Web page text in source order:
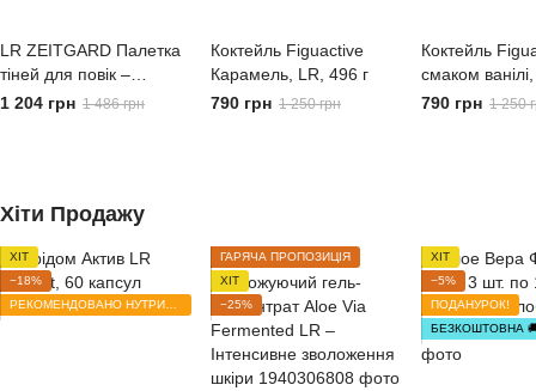
LR ZEITGARD Палетка
тіней для повік –
Натуральні відтінки для
1 204 грн 1 486 грн
Коктейль Figuactive
Карамель, LR, 496 г
790 грн 1 250 грн
Коктейль
смаком
790 грн 1 250
Хіти Продажу
ХІТ
−18%
ГАРЯЧА ПРОПОЗИЦІЯ
ХІТ
−25%
ХІТ
−5%
ПОДАНУРОК!
БЕЗКОШТОВНА